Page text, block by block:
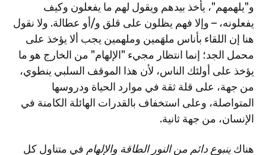
و"يلهمهم"، يأخذ بيدهم ويقول لهم ما يفعلون وكيف
يفعلونه، – وإلا فهم يظلون على قلق و/أو عطالة. ولا نقول
هنا إن اللقاء بأناس ملهَمين وملهمين يجب ألا يؤخذ على
محمل الجد؛ إنما انتظار مجيء "الإلهام" من الخارج هو ما
يؤخذ على أولئك الناس، لأن هذا الموقف السلبي ينطوي،
من جهة، على قلة ثقة في موارد الحياة ودروسها
المتواصلة، وعلى استخفاف بالقدرات الهائلة الكامنة في
الإنسان، من جهة ثانية.
هناك ينبوع دائم من النور الطاقة والإلهام في متناول كل